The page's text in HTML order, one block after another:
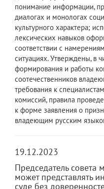
понимание информации,
диалогах и монологах
культурного характера;
лексических навыков
соответствии с
ситуациях. Утверждены, в
формирования и работы
соотечественников
требования к
комиссий, правила
к форме заявления о
владеющим русским
19.12.2023
Председатель совета
может представлять
суде без